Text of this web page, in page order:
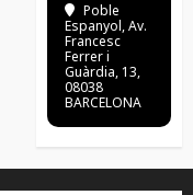
Poble
Espanyol, Av.
Francesc
Ferrer i
Guàrdia, 13,
08038
BARCELONA